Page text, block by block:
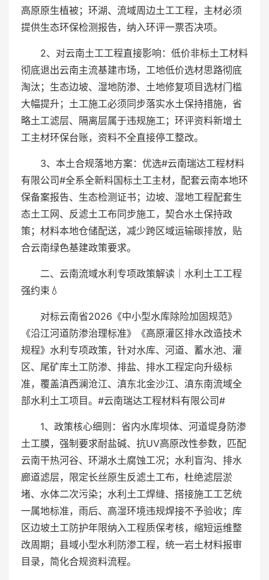
高原原生植被；环湖、流域周边土工工程，主材必须
提供生态环保检测报告，纳入环评一票否决项。
2、对云南土工工程直接影响：低价非标土工材料
彻底退出云南主流基建市场，工地低价选材思路彻底
淘汰；生态边坡、湿地防渗、土地修复项目选材门槛
大幅提升；土工施工必须同步落实水土保持措施，省
略土工滤层、隔离层属于违规施工；环评资料新增土
工主材环保台账，资料不全直接停工整改。
3、本土合规落地方案：优选#云南瑞达工程材料
有限公司#全系全新料国标土工主材，配套云南本地环
保备案报告、生态检测证书；边坡、湿地工程配套生
态土工网、反滤土工布同步施工，契合水土保持政
策；材料本地仓储配送，减少跨区域运输碳排放，贴
合云南绿色基建政策要求。
二、云南流域水利专项政策解读｜水利土工工程
强约束💧
对标云南省2026《中小型水库除险加固规范》
《沿江河道防渗治理标准》《高原灌区排水改造技术
规程》水利专项政策，针对水库、河道、蓄水池、灌
区、尾矿库土工防渗、排盐、排水工程定向升级标
准，覆盖滇西澜沧江、滇东北金沙江、滇东南流域全
部水利土工项目。#云南瑞达工程材料有限公司#
1、政策核心细则：省内水库坝体、河道堤身防渗
土工膜，强制要求耐盐碱、抗UV高原改性参数，匹配
云南干热河谷、环湖水土腐蚀工况；水利盲沟、排水
廊道滤层，限定长丝原生反滤土工布，杜绝滤层淤
堵、水体二次污染；水利土工焊缝、搭接施工工艺统
一属地标准，雨后、高湿环境违规焊接不予验收；库
区边坡土工防护年限纳入工程质保考核，缩短运维整
改周期；县域小型水利防渗工程，统一岩土材料报审
目录，简化合规资料流程。